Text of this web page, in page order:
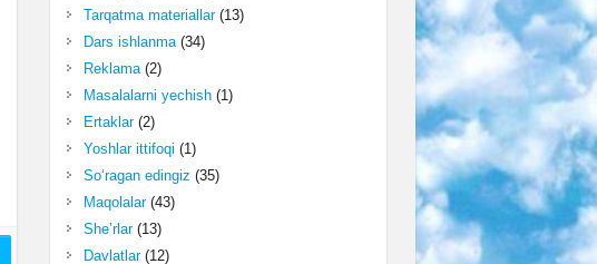
Tarqatma materiallar(13)
Dars ishlanma(34)
Reklama(2)
Masalalarni yechish(1)
Ertaklar(2)
Yoshlar ittifoqi (1)
So‘ragan edingiz (35)
Maqolalar(43)
She’rlar(13)
Davlatlar(12)